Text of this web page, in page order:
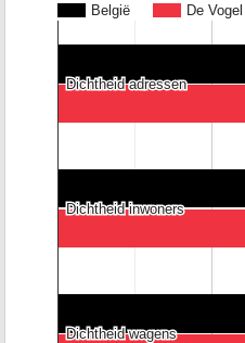
België De Vogel
Dichtheid adressen
Dichtheid adressen
Dichtheid inwoners
Dichtheid inwoners
Dichtheid wagens
Dichtheid wagens